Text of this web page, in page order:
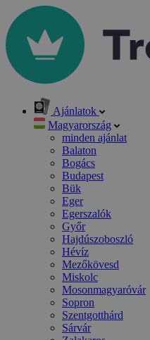
Ajánlatok
Magyarország
minden ajánlat
Balaton
Bogács
Budapest
Bük
Eger
Egerszalók
Győr
Hajdúszoboszló
Hévíz
Mezőkövesd
Miskolc
Mosonmagyaróvár
Sopron
Szentgotthárd
Sárvár